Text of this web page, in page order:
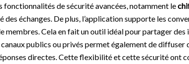
fonctionnalités de sécurité avancées, notamment le
échanges. De plus, l’application supporte les
membres. Cela en fait un outil idéal pour partager
publics ou privés permet également de diffuser
directes. Cette flexibilité et cette sécurité ont